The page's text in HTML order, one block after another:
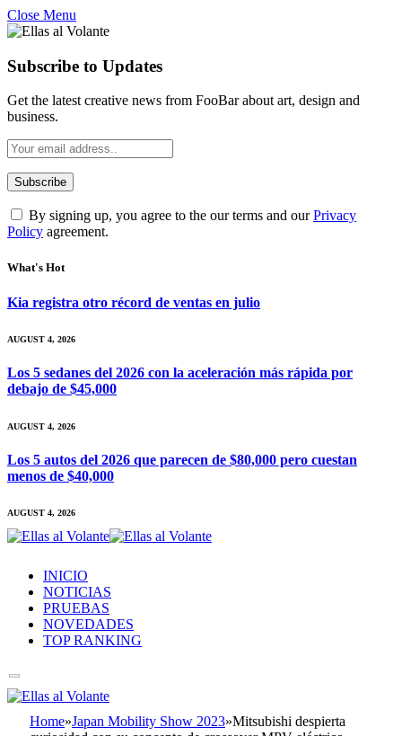
Close Menu
Subscribe to Updates
Get the latest creative news from FooBar about art, design and
business.
By signing up, you agree to the our terms and ourPrivacy
Policy agreement.
What's Hot
Kia registra otro récord de ventas en julio
AUGUST 4, 2026
Los 5 sedanes del 2026 con la aceleración más rápida por
debajo de $45,000
AUGUST 4, 2026
Los 5 autos del 2026 que parecen de $80,000 pero cuestan
menos de $40,000
AUGUST 4, 2026
INICIO
NOTICIAS
PRUEBAS
NOVEDADES
TOP RANKING
Home»Japan Mobility Show 2023»Mitsubishi despierta